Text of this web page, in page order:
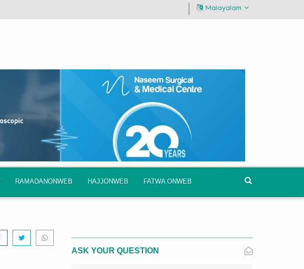
Malayalam
RAMADANONWEB HAJJONWEB FATWA ONWEB
ASK YOUR QUESTION